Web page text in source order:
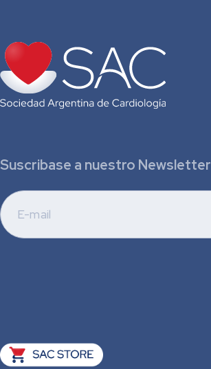
Suscribase a nuestro Newsletter